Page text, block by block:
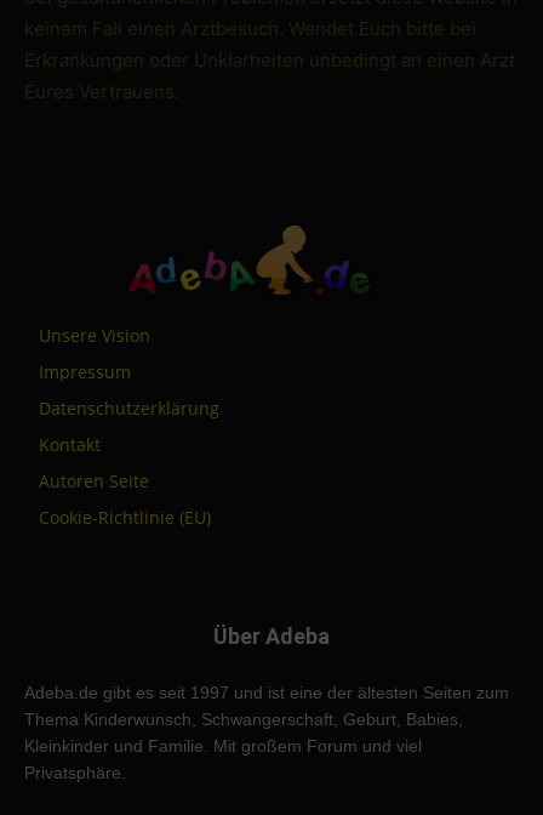
keinem Fall einen Arztbesuch. Wendet Euch bitte bei
Erkrankungen oder Unklarheiten unbedingt an einen Arzt
Eures Vertrauens.
Unsere Vision
Impressum
Datenschutzerklärung
Kontakt
Autoren Seite
Cookie-Richtlinie (EU)
Über Adeba
Adeba.de gibt es seit 1997 und ist eine der ältesten Seiten zum
Thema Kinderwunsch, Schwangerschaft, Geburt, Babies,
Kleinkinder und Familie. Mit großem Forum und viel
Privatsphäre.